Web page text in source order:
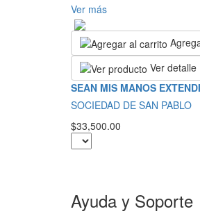
Ver más
Ver detalle
SEAN MIS MANOS
SOCIEDAD DE SAN PABLO
$33,500.00
Ayuda y Soporte